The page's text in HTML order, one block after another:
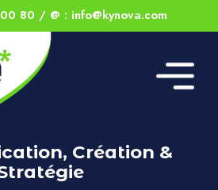
80 / @ : info@kynova.com
Création &